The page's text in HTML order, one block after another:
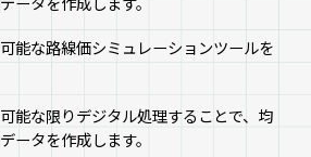
能な路線価シミュレーションツールを
能な限りデジタル処理することで、均
ータを作成します。